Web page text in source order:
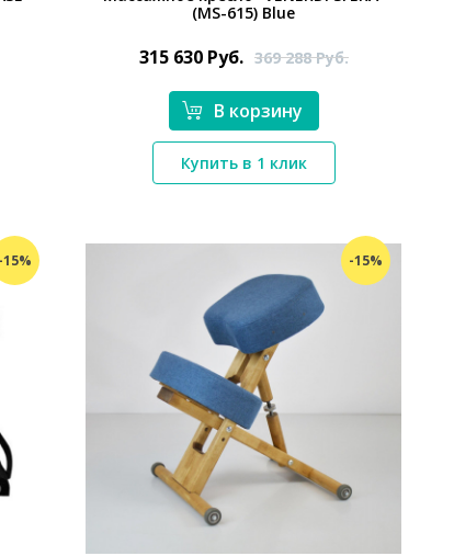
*}
(MS-615) Blue
315 630 Руб. 369 288Руб.
В корзину
Купить в 1 клик
-15% -15%